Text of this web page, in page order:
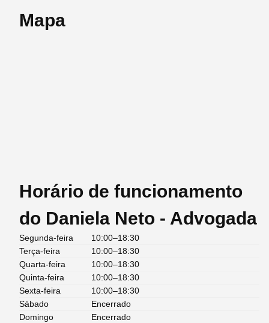
Mapa
Horário de funcionamento
do Daniela Neto - Advogada
Segunda-feira
10:00–18:30
Terça-feira
10:00–18:30
Quarta-feira
10:00–18:30
Quinta-feira
10:00–18:30
Sexta-feira
10:00–18:30
Sábado
Encerrado
Domingo
Encerrado